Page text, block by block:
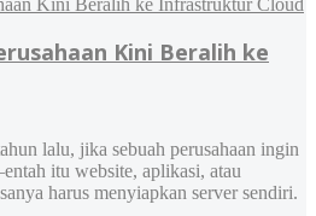
Kini Beralih ke
lalu, jika sebuah perusahaan ingin
itu website, aplikasi, atau
harus menyiapkan server sendiri.